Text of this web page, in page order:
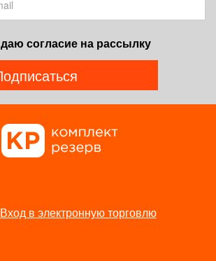
согласие на рассылку
Вход в электронную торговлю